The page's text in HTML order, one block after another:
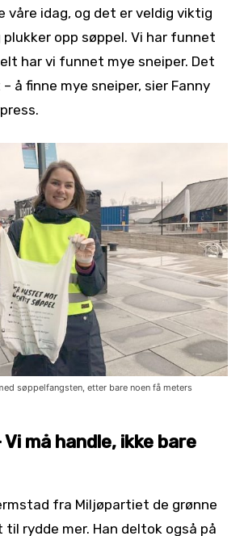
våre idag, og det er veldig viktig
opp søppel. Vi har funnet
har vi funnet mye sneiper. Det
å finne mye sneiper, sier Fanny
søppelfangsten, etter bare noen få meters
må handle, ikke bare
fra Miljøpartiet de grønne
til rydde mer. Han deltok også på